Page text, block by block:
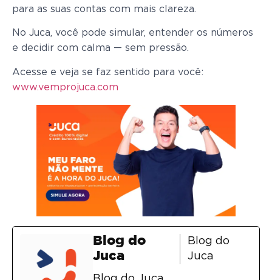
para as suas contas com mais clareza.
No Juca, você pode simular, entender os números
e decidir com calma — sem pressão.
Acesse e veja se faz sentido para você:
www.vemprojuca.com
Blog do
Juca
Blog do
Juca